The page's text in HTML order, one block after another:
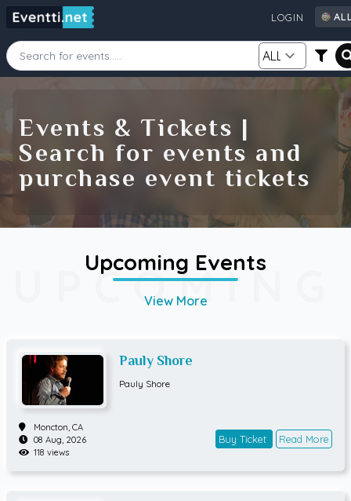
Source
LOGIN
AU
DE
FI
GB
IE
Events & Tickets |
Search for events and
purchase event tickets
UPCOMING
Upcoming Events
View More
Pauly Shore
Pauly Shore
Moncton, CA
08 Aug, 2026
118 views
Buy Ticket Read More